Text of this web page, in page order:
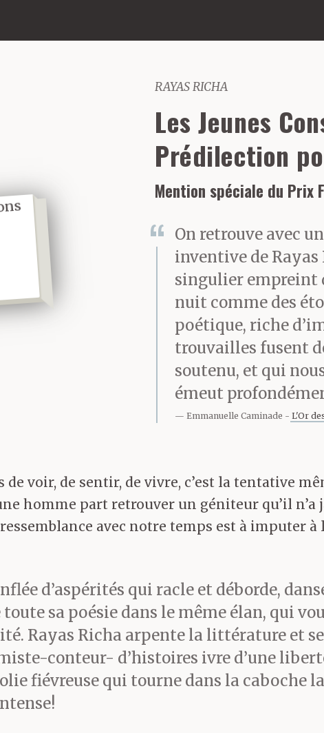
RAYAS RICHA
Les Jeunes
Prédilection
Mention spéciale du Prix
On retrouve avec
inventive de
singulier empreint
nuit comme des
poétique, riche
trouvailles fusent
soutenu, et qui
émeut
Emmanuelle Caminade L'Or
voir, de sentir, de vivre, c’est la tentative
homme part retrouver un géniteur qu’il n’a
avec notre temps est à imputer
d’aspérités qui racle et déborde,
sa poésie dans le même élan, qui
Rayas Richa arpente la littérature et
conteur- d’histoires ivre d’une
fiévreuse qui tourne dans la caboche la